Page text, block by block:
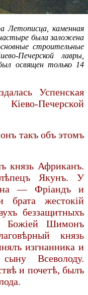
Летописца, каменная
была заложена
строительные
Печерской лавры,
освящен только 14
Успенская
Печерской
такъ объ этомъ
князь Африканъ.
Якунъ. У
— Фріандъ и
жестокій
беззащитныхъ
Божіей Шимонъ
князь
изгнанника и
Всеволоду.
и почетѣ, былъ